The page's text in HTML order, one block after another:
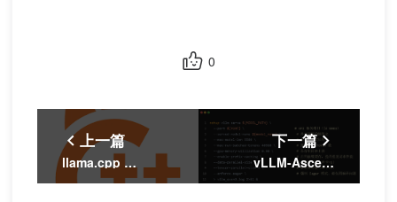
0
上一篇
llama.cpp CUDA Docker 一键部署
下一篇
vLLM-Ascend 部署 Qwen3-8B 并搭建聊天机器人